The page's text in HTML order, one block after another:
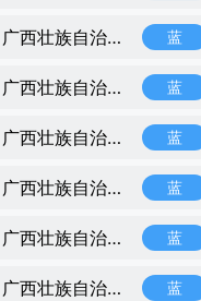
百色市，广西壮族自治区，广西壮族自治区 蓝
北海市，广西壮族自治区，广西壮族自治区 蓝
来宾市，广西壮族自治区，广西壮族自治区 蓝
贵港市，广西壮族自治区，广西壮族自治区 蓝
河池市，广西壮族自治区，广西壮族自治区 蓝
玉林市，广西壮族自治区，广西壮族自治区 蓝